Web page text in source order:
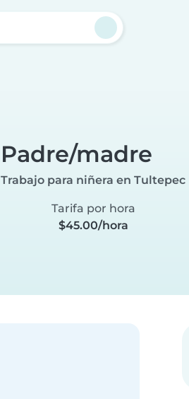
Padre/madre
Trabajo para niñera en Tultepec
Tarifa por hora
$45.00/hora